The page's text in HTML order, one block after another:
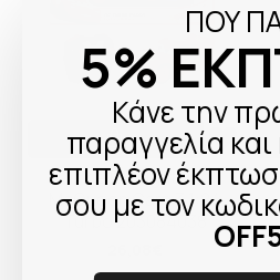
ΠΟΥ
5%
Κάνε την
παραγγελία
επιπλέον
σου με τον
Dickie RC Lightning
McQueen Cars 3 1:24
Turbo 203084038